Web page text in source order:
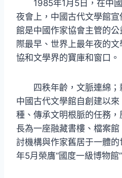
1985年1月5日，在中
夜會上，中國古代文學館
館是中國作家協會主管的
際最早、世界上最年夜的
協和文學界的寶庫和窗口。
四秩年齡，文脈連綿；
中國古代文學館自創建以
種、傳承文明根脈的任務
長為一座融藏書樓、檔案
討機構與作家舊居于一體
年5月榮膺“國度一級博物館